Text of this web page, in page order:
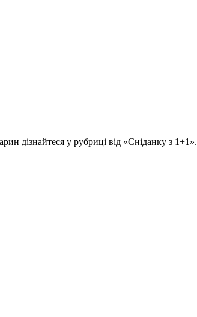
дізнайтеся у рубриці від «Сніданку з 1+1».